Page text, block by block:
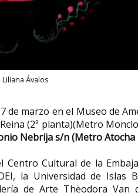
Ávalos
marzo en el Museo de
(2ª planta)(Metro
Nebrija s/n (Metro Atocha
Centro Cultural de la
la Universidad de Islas
de Arte Thëodora